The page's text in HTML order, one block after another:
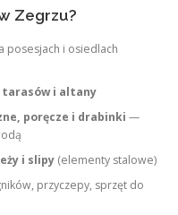
Zegrzu?
posesjach i osiedlach
i altany
poręcze i drabinki —
i slipy(elementy stalowe)
przyczepy, sprzęt do